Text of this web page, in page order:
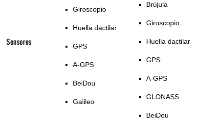
Sensores
Giroscopio
Huella dactilar
GPS
A-GPS
BeiDou
Galileo
Brújula
Giroscopio
Huella dactilar
GPS
A-GPS
GLONASS
BeiDou